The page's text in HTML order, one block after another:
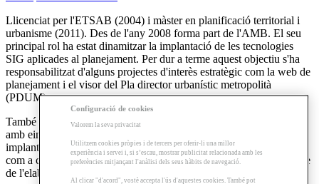
Llicenciat per l'ETSAB (2004) i màster en planificació territorial i
urbanisme (2011). Des de l'any 2008 forma part de l'AMB. El seu
principal rol ha estat dinamitzar la implantació de les tecnologies
SIG aplicades al planejament. Per dur a terme aquest objectiu s'ha
responsabilitzat d'alguns projectes d'interès estratègic com la web de
planejament i el visor del Pla director urbanístic metropolità
(PDUM).
També ha redactat diferents estudis d'anàlisi territorial i urbanístic
amb eines SIG i ha assessorat directament a altres equips en la
implantació dels diferents SIG que necessitaven. Des de l'any 2013,
com a cap de servei d'informació i estudis territorials, és responsable
de l'elaboració de la informació de base que necessita el PDUM.
Configuració de cookies
Valorem la seva privacitat
Utilitzem cookies pròpies i de tercers per oferir-li una millor
experiència i servei i, si s’escau, mostrar publicitat relacionada amb les
preferències mitjançant l'anàlisi dels seus hàbits de navegació.
Al clicar "d'acord", vostè accepta l'ús d'aquestes cookies. També pot